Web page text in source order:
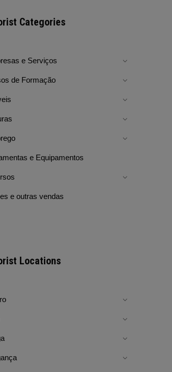
Categories
e Serviços
de Formação
e Equipamentos
e outras vendas
Locations